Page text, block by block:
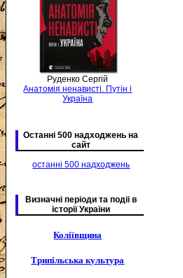
Руденко Сергій
Анатомія ненависті. Путін і
Україна
Останні 500 надходжень на
сайт
останні 500 надходжень
Визначні періоди та подіі в
історії України
Коліївщина
Трипільська культура